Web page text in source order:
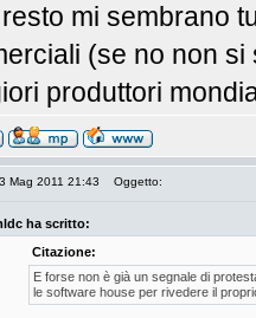
mi sembrano
(se no non
produttori
Mag 2011 21:43 Oggetto:
ha scritto:
Citazione:
E forse non è già un segnale di
le software house per rivedere il